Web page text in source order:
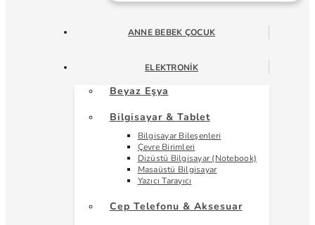
ANNE BEBEK ÇOCUK
ELEKTRONIK
Beyaz Eşya
Bilgisayar & Tablet
Bilgisayar Bileşenleri
Çevre Birimleri
Dizüstü Bilgisayar (Notebook)
Masaüstü Bilgisayar
Yazıcı Tarayıcı
Cep Telefonu & Aksesuar